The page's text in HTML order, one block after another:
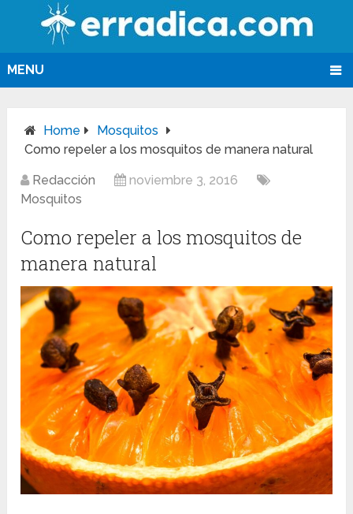
MENU
Home
Mosquitos
Como repeler a los mosquitos de manera natural
Redacción
noviembre 3, 2016
Mosquitos
Como repeler a los mosquitos de
manera natural